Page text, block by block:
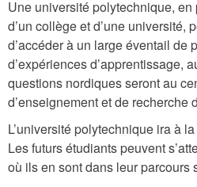
Une université polytechnique, en
d’un collège et d’une université,
d’accéder à un large éventail de
d’expériences d’apprentissage,
questions nordiques seront au
d’enseignement et de recherche
L’université polytechnique ira à
Les futurs étudiants peuvent
où ils en sont dans leur parcours